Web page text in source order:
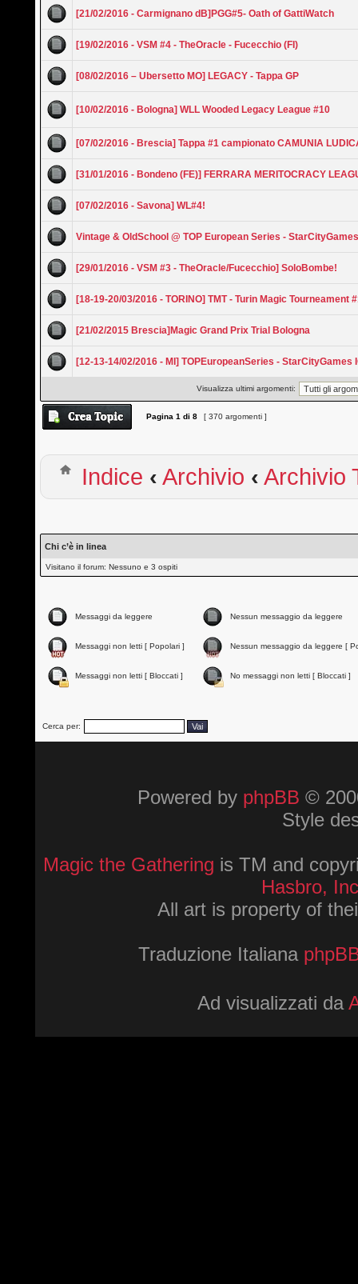
[21/02/2016 - Carmignano dB]PGG#5- Oath of GattiWatch
[19/02/2016 - VSM #4 - TheOracle - Fucecchio (FI)
[08/02/2016 – Ubersetto MO] LEGACY - Tappa GP
[10/02/2016 - Bologna] WLL Wooded Legacy League #10
[07/02/2016 - Brescia] Tappa #1 campionato CAMUNIA
[31/01/2016 - Bondeno (FE)] FERRARA MERITOCRACY
[07/02/2016 - Savona] WL#4!
Vintage & OldSchool @ TOP European Series -
[29/01/2016 - VSM #3 - TheOracle/Fucecchio] SoloBombe!
[18-19-20/03/2016 - TORINO] TMT - Turin Magic Tourneament
[21/02/2015 Brescia]Magic Grand Prix Trial Bologna
[12-13-14/02/2016 - MI] TOPEuropeanSeries - StarCityGames
Visualizza ultimi argomenti:
Pagina1 di8 [ 370 argomenti ]
Indice ‹ Archivio ‹ Archivio
Chi c’è in linea
Visitano il forum: Nessuno e 3 ospiti
Messaggi da leggere Nessun messaggio da leggere
Messaggi non letti [ Popolari ] Nessun messaggio da leggere [
Messaggi non letti [ Bloccati ] No messaggi non letti [ Bloccati ]
Cerca per:
Powered by phpBB ©
Style
Magic the Gathering is TM and
Hasbro,
All art is property of
Traduzione Italiana
Ad visualizzati da